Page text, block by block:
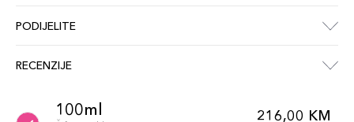
PODIJELITE
RECENZIJE
100ml 216,00 KM